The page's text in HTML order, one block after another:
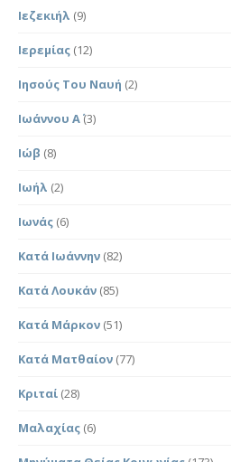
Ιεζεκιήλ (9)
Ιερεμίας (12)
Ιησούς Του Ναυή (2)
Ιωάννου Α΄(3)
Ιώβ (8)
Ιωήλ (2)
Ιωνάς (6)
Κατά Ιωάννην (82)
Κατά Λουκάν (85)
Κατά Μάρκον (51)
Κατά Ματθαίον (77)
Κριταί (28)
Μαλαχίας (6)